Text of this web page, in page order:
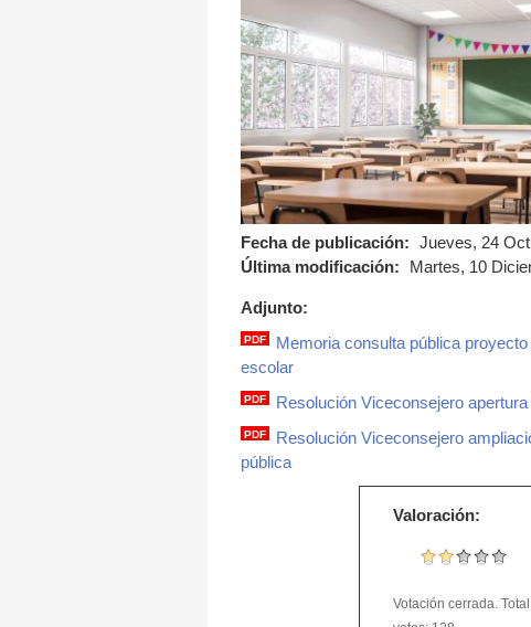
Fecha de publicación: Jueves, 24
Última modificación:
Martes, 10
Adjunto:
memoria.pdf
PDF
Memoria consulta pública
escolar
PDF Resolución Viceconsejero
PDF
Resolución Viceconsejero
pública
Valoración:
Votación cerrada.